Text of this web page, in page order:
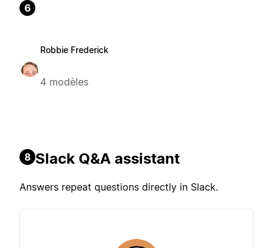
6
Robbie Frederick
4 modèles
8 Slack Q&A assistant
Answers repeat questions directly in Slack.